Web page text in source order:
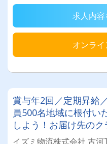
求人内容
オンラ
賞与年2回／定期昇給
員500名地域に根付い
しよう！お届け先の
る！そして自分の仕事
イズミ物流株式会社 古河